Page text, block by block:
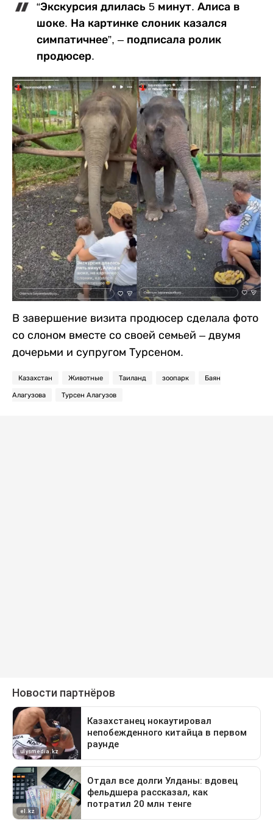
“Экскурсия длилась 5 минут. Алиса в
шоке. На картинке слоник казался
симпатичнее”, – подписала ролик
продюсер.
В завершение визита продюсер сделала фото
со слоном вместе со своей семьей – двумя
дочерьми и супругом Турсеном.
Казахстан Животные Таиланд зоопарк Баян
Алагузова Турсен Алагузов